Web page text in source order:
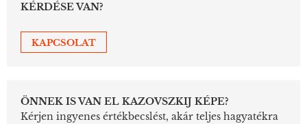
KÉRDÉSE VAN?
KAPCSOLAT
ÖNNEK IS VAN EL KAZOVSZKIJ KÉPE?
Kérjen ingyenes értékbecslést, akár teljes hagyatékra